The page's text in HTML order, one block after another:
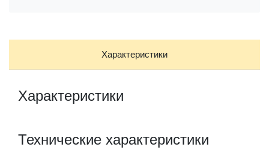
Характеристики
Характеристики
Технические характеристики